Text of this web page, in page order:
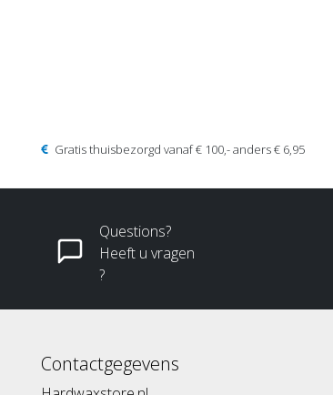
Gratis thuisbezorgd vanaf € 100,- anders € 6,95
Questions?
Heeft u vragen
?
Contactgegevens